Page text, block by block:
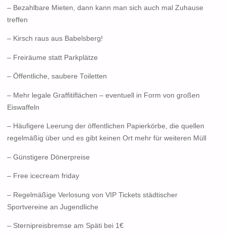
– Bezahlbare Mieten, dann kann man sich auch mal Zuhause
treffen
– Kirsch raus aus Babelsberg!
– Freiräume statt Parkplätze
– Öffentliche, saubere Toiletten
– Mehr legale Graffitiflächen – eventuell in Form von großen
Eiswaffeln
– Häufigere Leerung der öffentlichen Papierkörbe, die quellen
regelmäßig über und es gibt keinen Ort mehr für weiteren Müll
– Günstigere Dönerpreise
– Free icecream friday
– Regelmäßige Verlosung von VIP Tickets städtischer
Sportvereine an Jugendliche
– Sternipreisbremse am Späti bei 1€